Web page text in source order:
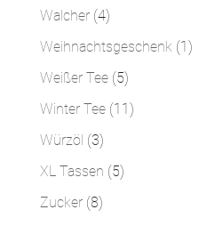
Walcher 44
Produkte
Weihnachtsgeschenk 11
Weißer Tee 55
Produkte
Winter Tee 1111
Würzöl 33
Produkte
XL Tassen 55
Zucker 88